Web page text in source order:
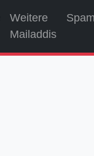
Weitere
Mailaddis